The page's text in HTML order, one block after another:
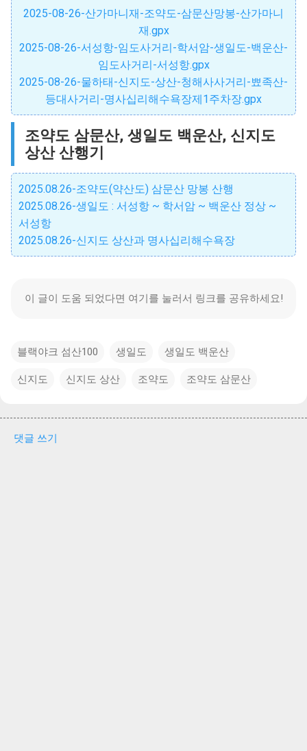
2025-08-26-산가마니재-조약도-삼문산망봉-산가마니
재.gpx
2025-08-26-서성항-임도사거리-학서암-생일도-백운산-
임도사거리-서성항.gpx
2025-08-26-물하태-신지도-상산-청해사사거리-뾰족산-
등대사거리-명사십리해수욕장제1주차장.gpx
조약도 삼문산, 생일도 백운산, 신지도
상산 산행기
2025.08.26-조약도(약산도) 삼문산 망봉 산행
2025.08.26-생일도 : 서성항 ~ 학서암 ~ 백운산 정상 ~
서성항
2025.08.26-신지도 상산과 명사십리해수욕장
이 글이 도움 되었다면 여기를 눌러서 링크를 공유하세요!
블랙야크 섬산100 생일도 생일도 백운산
신지도 신지도 상산 조약도 조약도 삼문산
댓
댓글 쓰기